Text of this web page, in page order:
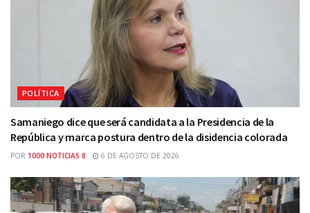
POLÍTICA
Samaniego dice que será candidata a la Presidencia de la
República y marca postura dentro de la disidencia colorada
POR 1000 NOTICIAS 8 6 DE AGOSTO DE 2026